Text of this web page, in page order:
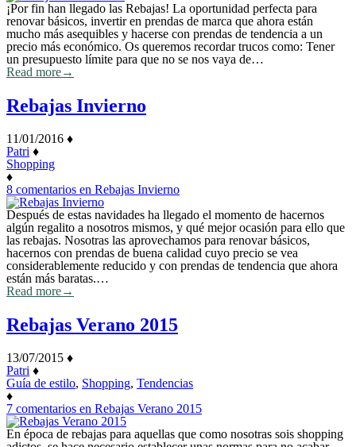
¡Por fin han llegado las Rebajas! La oportunidad perfecta para
renovar básicos, invertir en prendas de marca que ahora están
mucho más asequibles y hacerse con prendas de tendencia a un
precio más económico. Os queremos recordar trucos como: Tener
un presupuesto límite para que no se nos vaya de…
Read more→
Rebajas Invierno
11/01/2016 ♦
Patri ♦
Shopping
♦
8 comentarios en Rebajas Invierno
Después de estas navidades ha llegado el momento de hacernos
algún regalito a nosotros mismos, y qué mejor ocasión para ello que
las rebajas. Nosotras las aprovechamos para renovar básicos,
hacernos con prendas de buena calidad cuyo precio se vea
considerablemente reducido y con prendas de tendencia que ahora
están más baratas.…
Read more→
Rebajas Verano 2015
13/07/2015 ♦
Patri ♦
Guía de estilo, Shopping, Tendencias
♦
7 comentarios en Rebajas Verano 2015
En época de rebajas para aquellas que como nosotras sois shopping